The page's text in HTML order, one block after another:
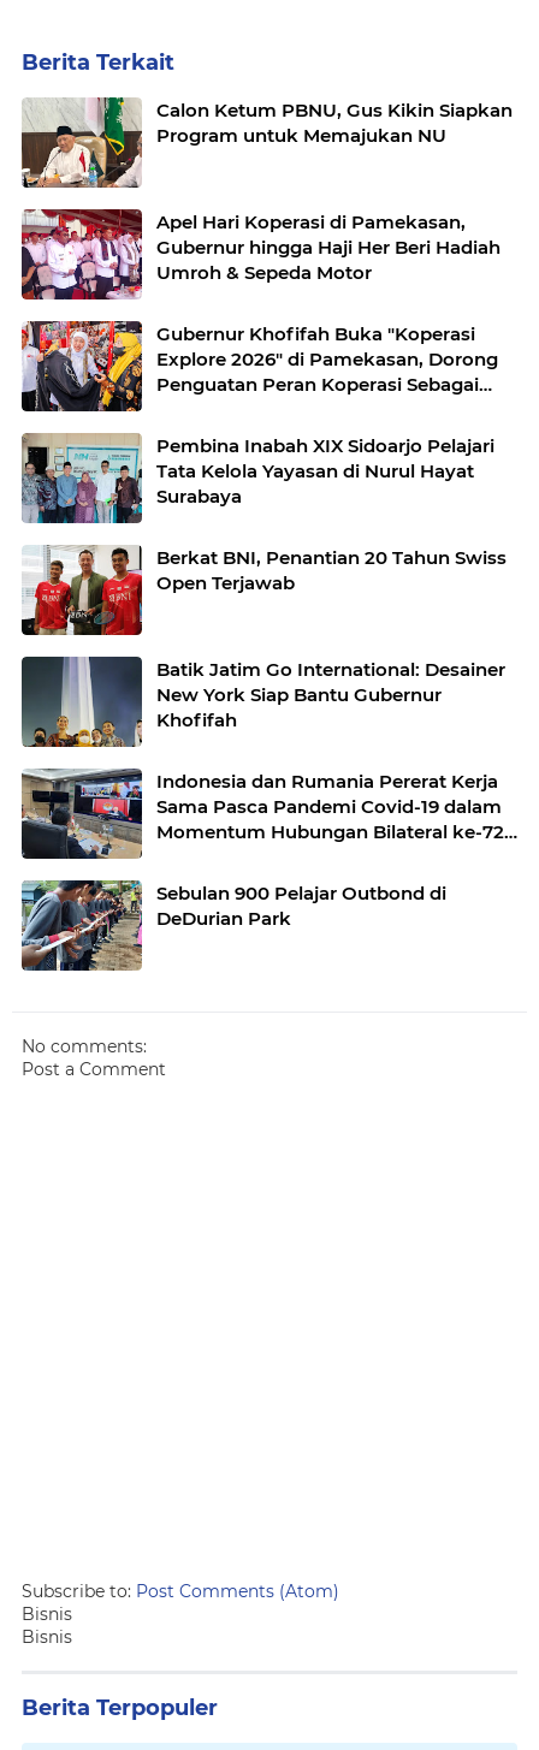
Berita Terkait
Calon Ketum PBNU, Gus Kikin Siapkan
Program untuk Memajukan NU
Apel Hari Koperasi di Pamekasan,
Gubernur hingga Haji Her Beri Hadiah
Umroh & Sepeda Motor
Gubernur Khofifah Buka "Koperasi
Explore 2026" di Pamekasan, Dorong
Penguatan Peran Koperasi Sebagai
Sekaligus Perluas Akses Promosi
Pelaku UMKM
Pembina Inabah XIX Sidoarjo Pelajari
Tata Kelola Yayasan di Nurul Hayat
Surabaya
Berkat BNI, Penantian 20 Tahun Swiss
Open Terjawab
Batik Jatim Go International: Desainer
New York Siap Bantu Gubernur
Khofifah
Indonesia dan Rumania Pererat Kerja
Sama Pasca Pandemi Covid-19 dalam
Momentum Hubungan Bilateral ke-72
Sebulan 900 Pelajar Outbond di
DeDurian Park
No comments:
Post a Comment
Subscribe to: Post Comments (Atom)
Bisnis
Bisnis
Berita Terpopuler